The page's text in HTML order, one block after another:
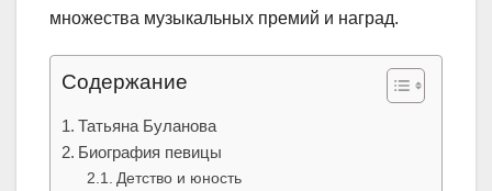
множества музыкальных премий и наград.
Содержание
Татьяна Буланова
Биография певицы
Детство и юность